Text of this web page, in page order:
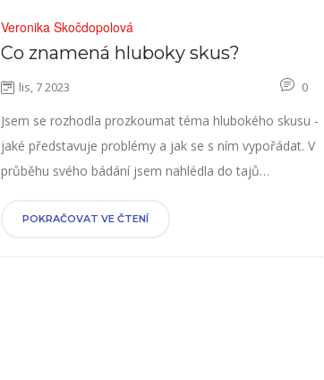
Veronika Skočdopolová
Co znamená hluboky skus?
lis, 7 2023 0
Jsem se rozhodla prozkoumat téma hlubokého skusu -
jaké představuje problémy a jak se s ním vypořádat. V
průběhu svého bádání jsem nahlédla do tajů
skus na naše zdraví. Ráda se o své poznatky podělím,
POKRAČOVAT VE ČTENÍ